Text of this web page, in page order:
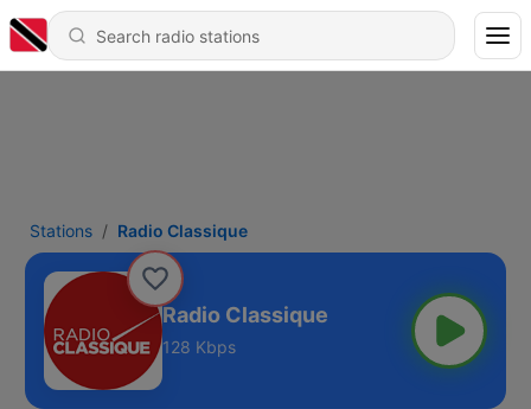
Stations Radio Classique
Radio Classique
128 Kbps